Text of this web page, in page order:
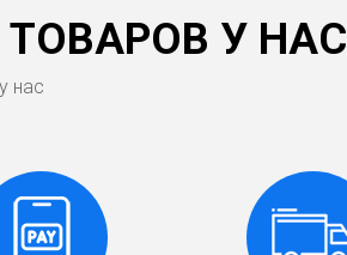
У НАС
нас